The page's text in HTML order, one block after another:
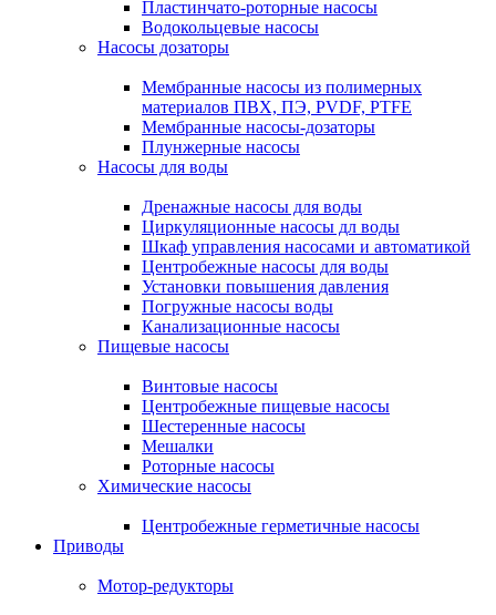
Пластинчато-роторные насосы
Водокольцевые насосы
Насосы дозаторы
Мембранные насосы из полимерных
материалов ПВХ, ПЭ, PVDF, PTFE
Мембранные насосы-дозаторы
Плунжерные насосы
Насосы для воды
Дренажные насосы для воды
Циркуляционные насосы дл воды
Шкаф управления насосами и автоматикой
Центробежные насосы для воды
Установки повышения давления
Погружные насосы воды
Канализационные насосы
Пищевые насосы
Винтовые насосы
Центробежные пищевые насосы
Шестеренные насосы
Мешалки
Роторные насосы
Химические насосы
Центробежные герметичные насосы
Приводы
Мотор-редукторы